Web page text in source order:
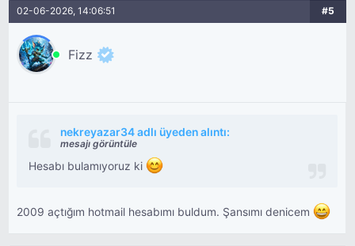
02-06-2026, 14:06:51 #5
Fizz
nekreyazar34 adlı üyeden alıntı:
mesajı görüntüle
Hesabı bulamıyoruz ki
2009 açtığım hotmail hesabımı buldum. Şansımı denicem